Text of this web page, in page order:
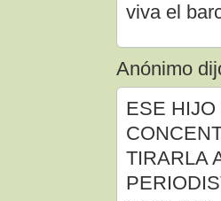
viva el
Anónimo
ESE
TIRARLA